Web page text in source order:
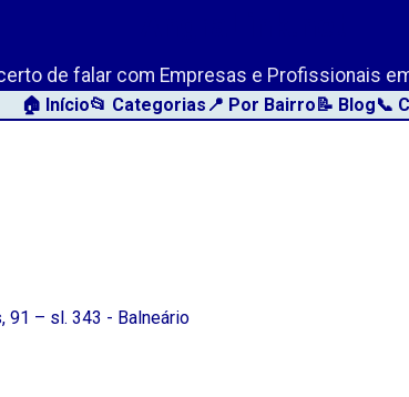
de falar com Empresas e Profissionais
🏠 Início📂 Categorias 📍 Por Bairro📝 Blog📞
91 – sl. 343 - Balneário